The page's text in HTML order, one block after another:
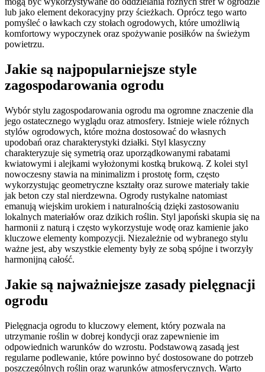
lub jako element dekoracyjny przy ścieżkach. Oprócz tego warto
pomyśleć o ławkach czy stołach ogrodowych, które umożliwią
komfortowy wypoczynek oraz spożywanie posiłków na świeżym
powietrzu.
Jakie są najpopularniejsze style
zagospodarowania ogrodu
Wybór stylu zagospodarowania ogrodu ma ogromne znaczenie dla
jego ostatecznego wyglądu oraz atmosfery. Istnieje wiele różnych
stylów ogrodowych, które można dostosować do własnych
upodobań oraz charakterystyki działki. Styl klasyczny
charakteryzuje się symetrią oraz uporządkowanymi rabatami
kwiatowymi i alejkami wyłożonymi kostką brukową. Z kolei styl
nowoczesny stawia na minimalizm i prostotę form, często
wykorzystując geometryczne kształty oraz surowe materiały takie
jak beton czy stal nierdzewna. Ogrody rustykalne natomiast
emanują wiejskim urokiem i naturalnością dzięki zastosowaniu
lokalnych materiałów oraz dzikich roślin. Styl japoński skupia się na
harmonii z naturą i często wykorzystuje wodę oraz kamienie jako
kluczowe elementy kompozycji. Niezależnie od wybranego stylu
ważne jest, aby wszystkie elementy były ze sobą spójne i tworzyły
harmonijną całość.
Jakie są najważniejsze zasady pielęgnacji
ogrodu
Pielęgnacja ogrodu to kluczowy element, który pozwala na
utrzymanie roślin w dobrej kondycji oraz zapewnienie im
odpowiednich warunków do wzrostu. Podstawową zasadą jest
regularne podlewanie, które powinno być dostosowane do potrzeb
poszczególnych roślin oraz warunków atmosferycznych. Warto